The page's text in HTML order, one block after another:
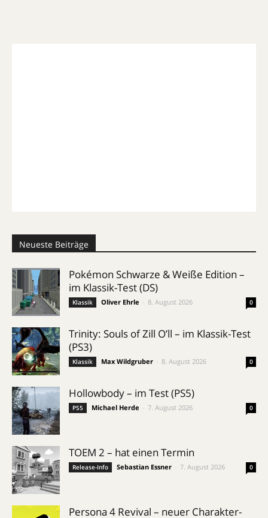
Neueste Beiträge
Pokémon Schwarze & Weiße Edition –
im Klassik-Test (DS)
Klassik Oliver Ehrle 8. August 2026 0
Trinity: Souls of Zill O’ll – im Klassik-Test
(PS3)
Klassik Max Wildgruber 8. August 2026 0
Hollowbody – im Test (PS5)
PS5 Michael Herde 7. August 2026 0
TOEM 2 – hat einen Termin
Release-Info Sebastian Essner 7. August 2026 0
Persona 4 Revival – neuer Charakter-